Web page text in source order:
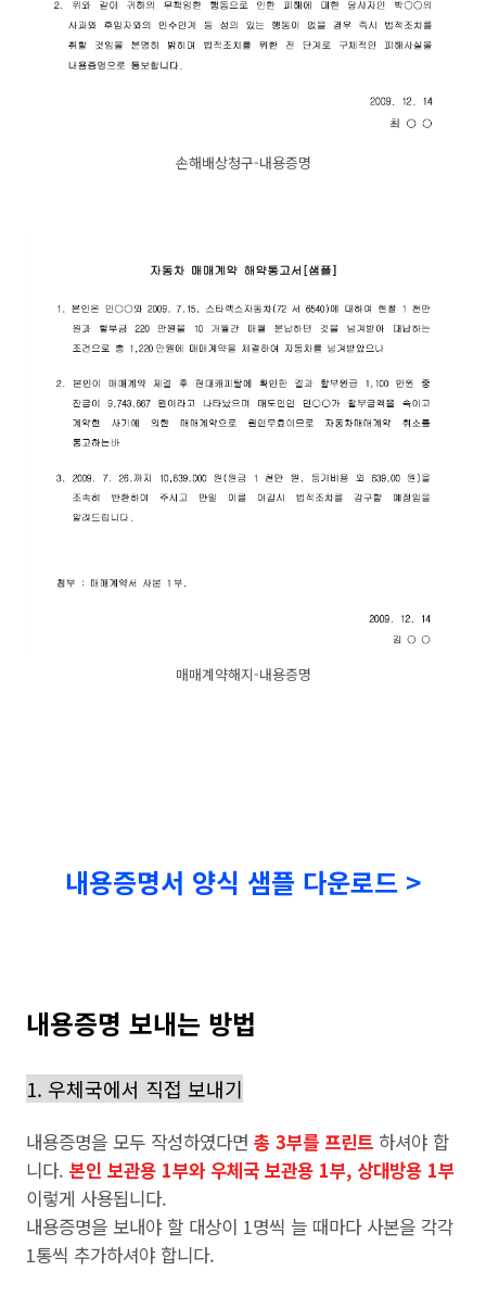
손해배상청구-내용증명
매매계약해지-내용증명
내용증명서 양식 샘플 다운로드 >
내용증명 보내는 방법
1. 우체국에서 직접 보내기
내용증명을 모두 작성하였다면 총 3부를 프린트 하셔야 합
니다. 본인 보관용 1부와 우체국 보관용 1부, 상대방용 1부
이렇게 사용됩니다.
내용증명을 보내야 할 대상이 1명씩 늘 때마다 사본을 각각
1통씩 추가하셔야 합니다.